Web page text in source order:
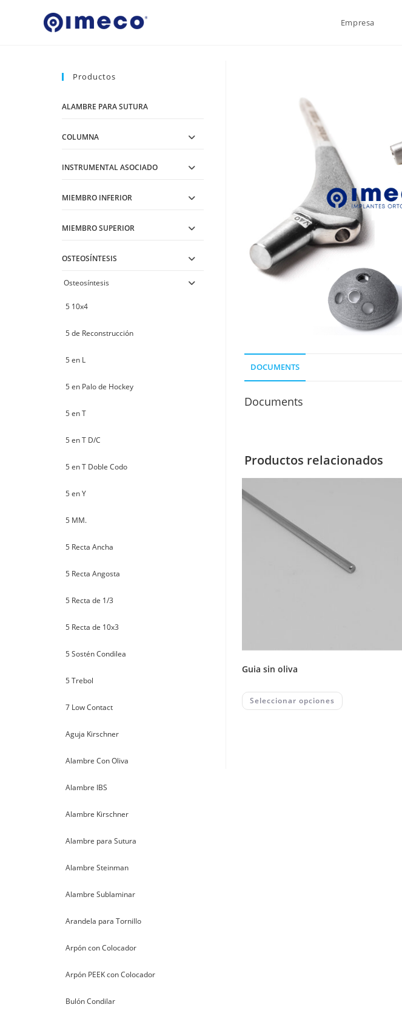
Empresa
DOCUMENTS
Documents
Productos relacionados
guia sin oliva
Seleccionar opciones This
Productos
ALAMBRE PARA SUTURA
COLUMNA
INSTRUMENTAL ASOCIADO
MIEMBRO INFERIOR
MIEMBRO SUPERIOR
OSTEOSÍNTESIS
Osteosíntesis
5 10x4
5 de Reconstrucción
5 en L
5 en Palo de Hockey
5 en T
5 en T D/C
5 en T Doble Codo
5 en Y
5 MM.
5 Recta Ancha
5 Recta Angosta
5 Recta de 1/3
5 Recta de 10x3
5 Sostén Condilea
5 Trebol
7 Low Contact
Aguja Kirschner
Alambre Con Oliva
Alambre IBS
Alambre Kirschner
Alambre para Sutura
Alambre Steinman
Alambre Sublaminar
Arandela para Tornillo
Arpón con Colocador
Arpón PEEK con Colocador
Bulón Condilar